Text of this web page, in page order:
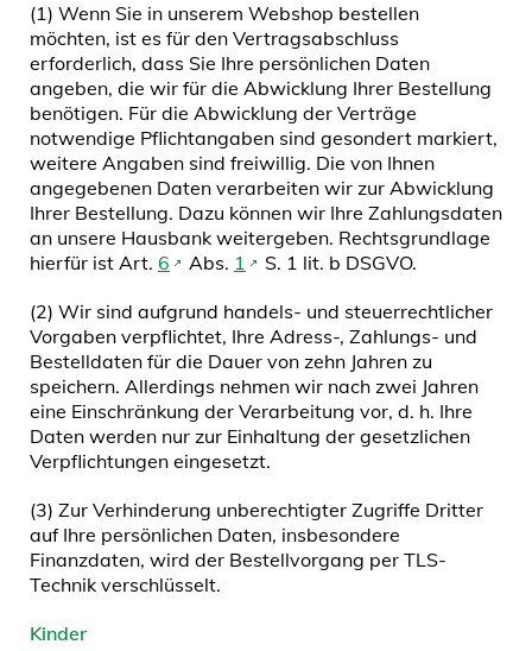
(1) Wenn Sie in unserem Webshop bestellen
möchten, ist es für den Vertragsabschluss
erforderlich, dass Sie Ihre persönlichen Daten
angeben, die wir für die Abwicklung Ihrer Bestellung
benötigen. Für die Abwicklung der Verträge
notwendige Pflichtangaben sind gesondert markiert,
weitere Angaben sind freiwillig. Die von Ihnen
angegebenen Daten verarbeiten wir zur Abwicklung
Ihrer Bestellung. Dazu können wir Ihre Zahlungsdaten
an unsere Hausbank weitergeben. Rechtsgrundlage
hierfür ist Art. 6 Abs. 1 S. 1 lit. b DSGVO.
(2) Wir sind aufgrund handels- und steuerrechtlicher
Vorgaben verpflichtet, Ihre Adress-, Zahlungs- und
Bestelldaten für die Dauer von zehn Jahren zu
speichern. Allerdings nehmen wir nach zwei Jahren
eine Einschränkung der Verarbeitung vor, d. h. Ihre
Daten werden nur zur Einhaltung der gesetzlichen
Verpflichtungen eingesetzt.
(3) Zur Verhinderung unberechtigter Zugriffe Dritter
auf Ihre persönlichen Daten, insbesondere
Finanzdaten, wird der Bestellvorgang per TLS-
Technik verschlüsselt.
Kinder